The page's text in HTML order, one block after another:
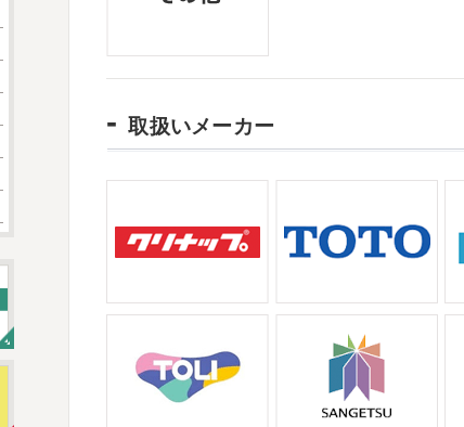
シール帳
みなさんこんにちは(*^▽^*)だい
作ってからはシール集めにどっぷ
＊横浜・藤沢・寒川
みなさんこんにちは(#^.^#) もう
か？ 先日、娘と原宿のベビタピに
フットサル大会
＊横浜・藤沢
みなさんこんにちは(#^.^#)
相変
しでしょうか？ 先日行われた毎年
おはようございます
体がバキバキです伸ばすと気持
2021初SURF＊湘南の外壁塗装専
もう4月に
頑張っていきましょうおっ
フレッスンです久々なので海に
2021/03/23
ヨガヨガ～♡＊湘南の外壁塗装専門
本日もこちらから
ヨガ日
ウンドッグ綺麗～いつか私も
だ、はおちゃんと共に修業です
取扱いメーカー